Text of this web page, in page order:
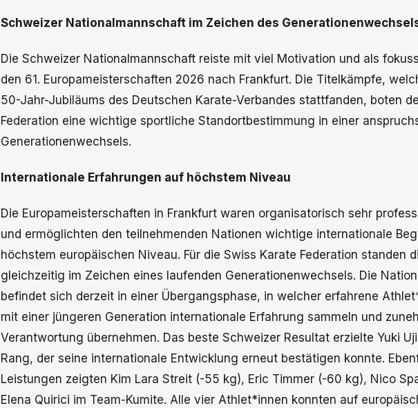
Schweizer Nationalmannschaft im Zeichen des
Die Schweizer Nationalmannschaft reiste mit viel Motivation und als
den 61. Europameisterschaften 2026 nach Frankfurt. Die Titelkämpfe,
50-Jahr-Jubiläums des Deutschen Karate-Verbandes stattfanden, boten
Federation eine wichtige sportliche Standortbestimmung in einer
Generationenwechsels.
Internationale Erfahrungen auf höchstem Niveau
Die Europameisterschaften in Frankfurt waren organisatorisch sehr
und ermöglichten den teilnehmenden Nationen wichtige internationale
höchstem europäischen Niveau. Für die Swiss Karate Federation standen
gleichzeitig im Zeichen eines laufenden Generationenwechsels. Die
befindet sich derzeit in einer Übergangsphase, in welcher erfahrene
mit einer jüngeren Generation internationale Erfahrung sammeln und
Verantwortung übernehmen. Das beste Schweizer Resultat erzielte Yuki
Rang, der seine internationale Entwicklung erneut bestätigen konnte.
Leistungen zeigten Kim Lara Streit (-55 kg), Eric Timmer (-60 kg), Nico
Elena Quirici im Team-Kumite. Alle vier Athlet*innen konnten auf